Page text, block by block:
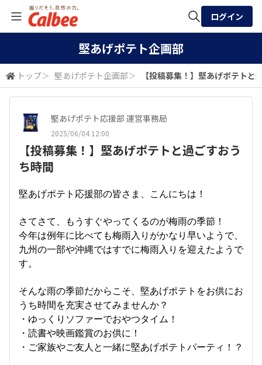
検索
ログイン
堅あげポテト企画部
トップ＞ 堅あげポテト企画部＞ 【投稿募集！】堅あげポテトと
堅あげポテト応援部 運営事務局
2025/06/04 12:00
【投稿募集！】堅あげポテトと過ごすおう
ち時間
堅あげポテト応援部の皆さま、こんにちは！
さてさて、もうすぐやってくるのが梅雨の季節！
今年は例年に比べても梅雨入りがかなり早いようで、
九州の一部や沖縄ではすでに梅雨入りを迎えたようで
す。
そんな雨の季節だからこそ、堅あげポテトをお供にお
うち時間を充実させてみませんか？
・ゆっくりソファーでおやつタイム！
・読書や映画鑑賞のお供に！
・ご家族やご友人と一緒に堅あげポテトパーティ！？